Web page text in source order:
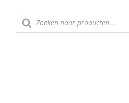
Producten zoeken